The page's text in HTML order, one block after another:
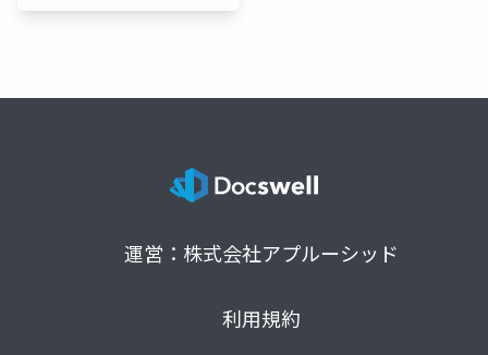
運営：株式会社アプルーシッド
利用規約